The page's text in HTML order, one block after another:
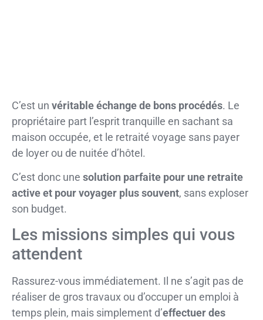
C’est un véritable échange de bons procédés. Le
propriétaire part l’esprit tranquille en sachant sa
maison occupée, et le retraité voyage sans payer
de loyer ou de nuitée d’hôtel.
C’est donc une solution parfaite pour une retraite
active et pour voyager plus souvent, sans exploser
son budget.
Les missions simples qui vous
attendent
Rassurez-vous immédiatement. Il ne s’agit pas de
réaliser de gros travaux ou d’occuper un emploi à
temps plein, mais simplement d’effectuer des